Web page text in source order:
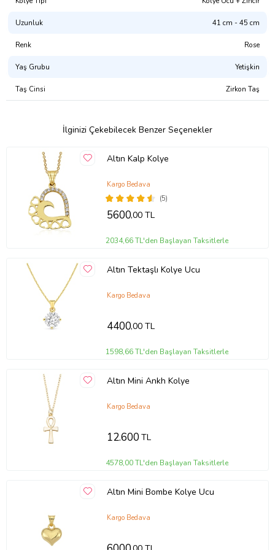
Uzunluk 41 cm - 45 cm
Renk Rose
Yaş Grubu Yetişkin
Taş Cinsi Zirkon Taş
İlginizi Çekebilecek Benzer Seçenekler
Altın Kalp Kolye
(5)
Kargo Bedava
5600,00 TL
2034,66 TL'den Başlayan Taksitlerle
Altın Tektaşlı Kolye Ucu
Kargo Bedava
4400,00 TL
1598,66 TL'den Başlayan Taksitlerle
Altın Mini Ankh Kolye
Kargo Bedava
12.600TL
4578,00 TL'den Başlayan Taksitlerle
Altın Mini Bombe Kolye Ucu
Kargo Bedava